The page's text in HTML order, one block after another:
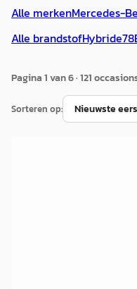
Alle merkenMercedes-
Alle brandstofHybride78
Pagina1van6·121occasion
Sorteren op: